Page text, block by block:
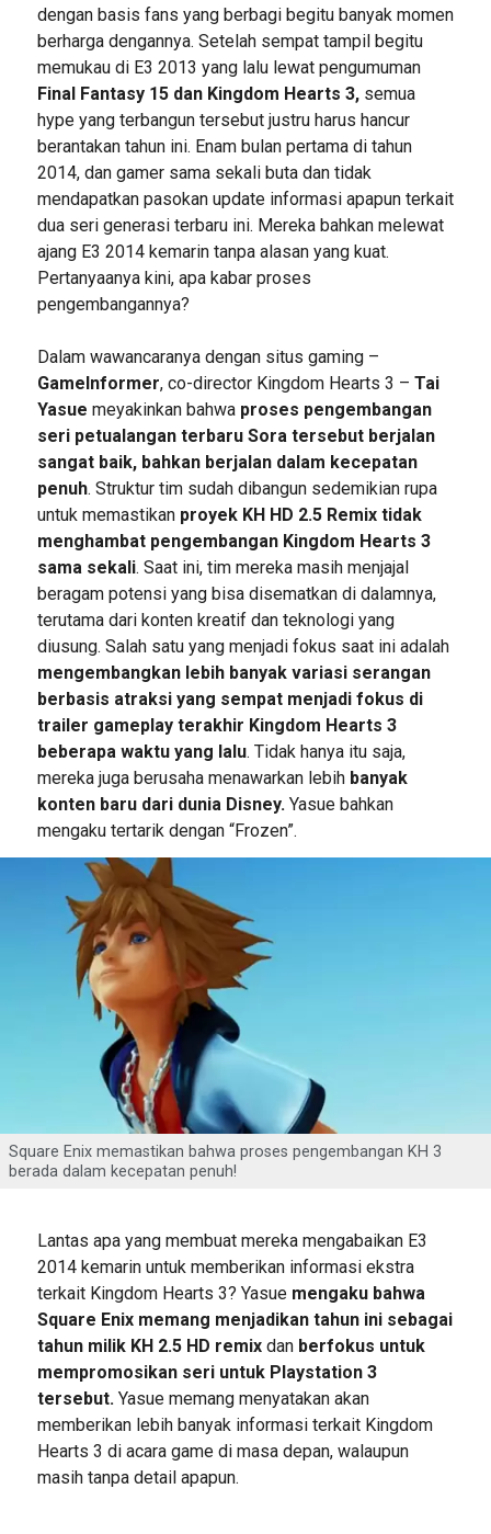
dengan basis fans yang berbagi begitu banyak momen
berharga dengannya. Setelah sempat tampil begitu
memukau di E3 2013 yang lalu lewat pengumuman
Final Fantasy 15 dan Kingdom Hearts 3,semua
hype yang terbangun tersebut justru harus hancur
berantakan tahun ini. Enam bulan pertama di tahun
2014, dan gamer sama sekali buta dan tidak
mendapatkan pasokan update informasi apapun terkait
dua seri generasi terbaru ini. Mereka bahkan melewat
ajang E3 2014 kemarin tanpa alasan yang kuat.
Pertanyaanya kini, apa kabar proses
pengembangannya?
Dalam wawancaranya dengan situs gaming –
GameInformer, co-director Kingdom Hearts 3 – Tai
Yasue meyakinkan bahwa proses pengembangan
seri petualangan terbaru Sora tersebut berjalan
sangat baik, bahkan berjalan dalam kecepatan
penuh. Struktur tim sudah dibangun sedemikian rupa
untuk memastikanproyek KH HD 2.5 Remix tidak
menghambat pengembangan Kingdom Hearts 3
sama sekali. Saat ini, tim mereka masih menjajal
beragam potensi yang bisa disematkan di dalamnya,
terutama dari konten kreatif dan teknologi yang
diusung. Salah satu yang menjadi fokus saat ini adalah
mengembangkan lebih banyak variasi serangan
berbasis atraksi yang sempat menjadi fokus di
trailer gameplay terakhir Kingdom Hearts 3
beberapa waktu yang lalu. Tidak hanya itu saja,
mereka juga berusaha menawarkan lebihbanyak
konten baru dari dunia Disney.Yasue bahkan
mengaku tertarik dengan “Frozen”.
Square Enix memastikan bahwa proses pengembangan KH 3
berada dalam kecepatan penuh!
Lantas apa yang membuat mereka mengabaikan E3
2014 kemarin untuk memberikan informasi ekstra
terkait Kingdom Hearts 3? Yasue mengaku bahwa
Square Enix memang menjadikan tahun ini sebagai
tahun milik KH 2.5 HD remixdan berfokus untuk
mempromosikan seri untuk Playstation 3
tersebut.Yasue memang menyatakan akan
memberikan lebih banyak informasi terkait Kingdom
Hearts 3 di acara game di masa depan, walaupun
masih tanpa detail apapun.